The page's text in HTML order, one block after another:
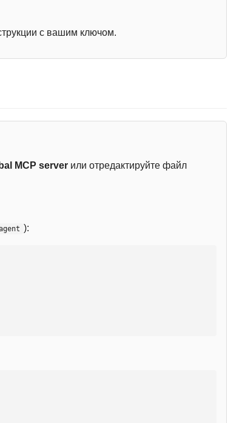
с вашим ключом.
MCP server или отредактируйте файл
):